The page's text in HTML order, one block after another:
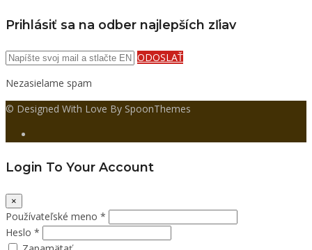
Prihlásiť sa na odber najlepších zľiav
ODOSLAŤ
Nezasielame spam
© Designed With Love By SpoonThemes
Login To Your Account
×
Používateľské meno *
Heslo *